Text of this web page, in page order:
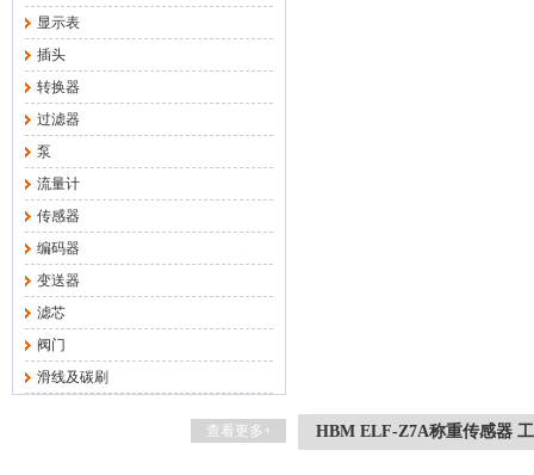
显示表
插头
转换器
过滤器
泵
流量计
传感器
编码器
变送器
滤芯
阀门
滑线及碳刷
查看更多+ HBM ELF-Z7A称重传感器